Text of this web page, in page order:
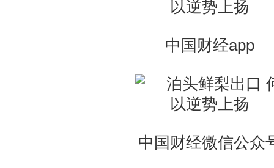
中国财经app
中国财经微信公众